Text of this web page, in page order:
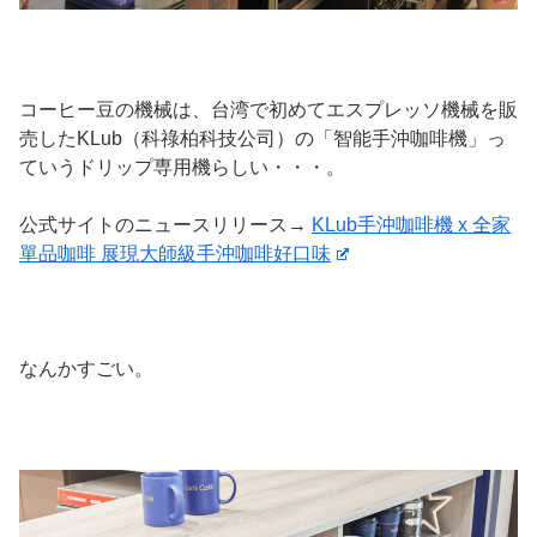
コーヒー豆の機械は、台湾で初めてエスプレッソ機械を販
売したKLub（科祿柏科技公司）の「智能手沖咖啡機」っ
ていうドリップ専用機らしい・・・。
公式サイトのニュースリリース→ KLub手沖咖啡機 x 全家
單品咖啡 展現大師級手沖咖啡好口味
なんかすごい。